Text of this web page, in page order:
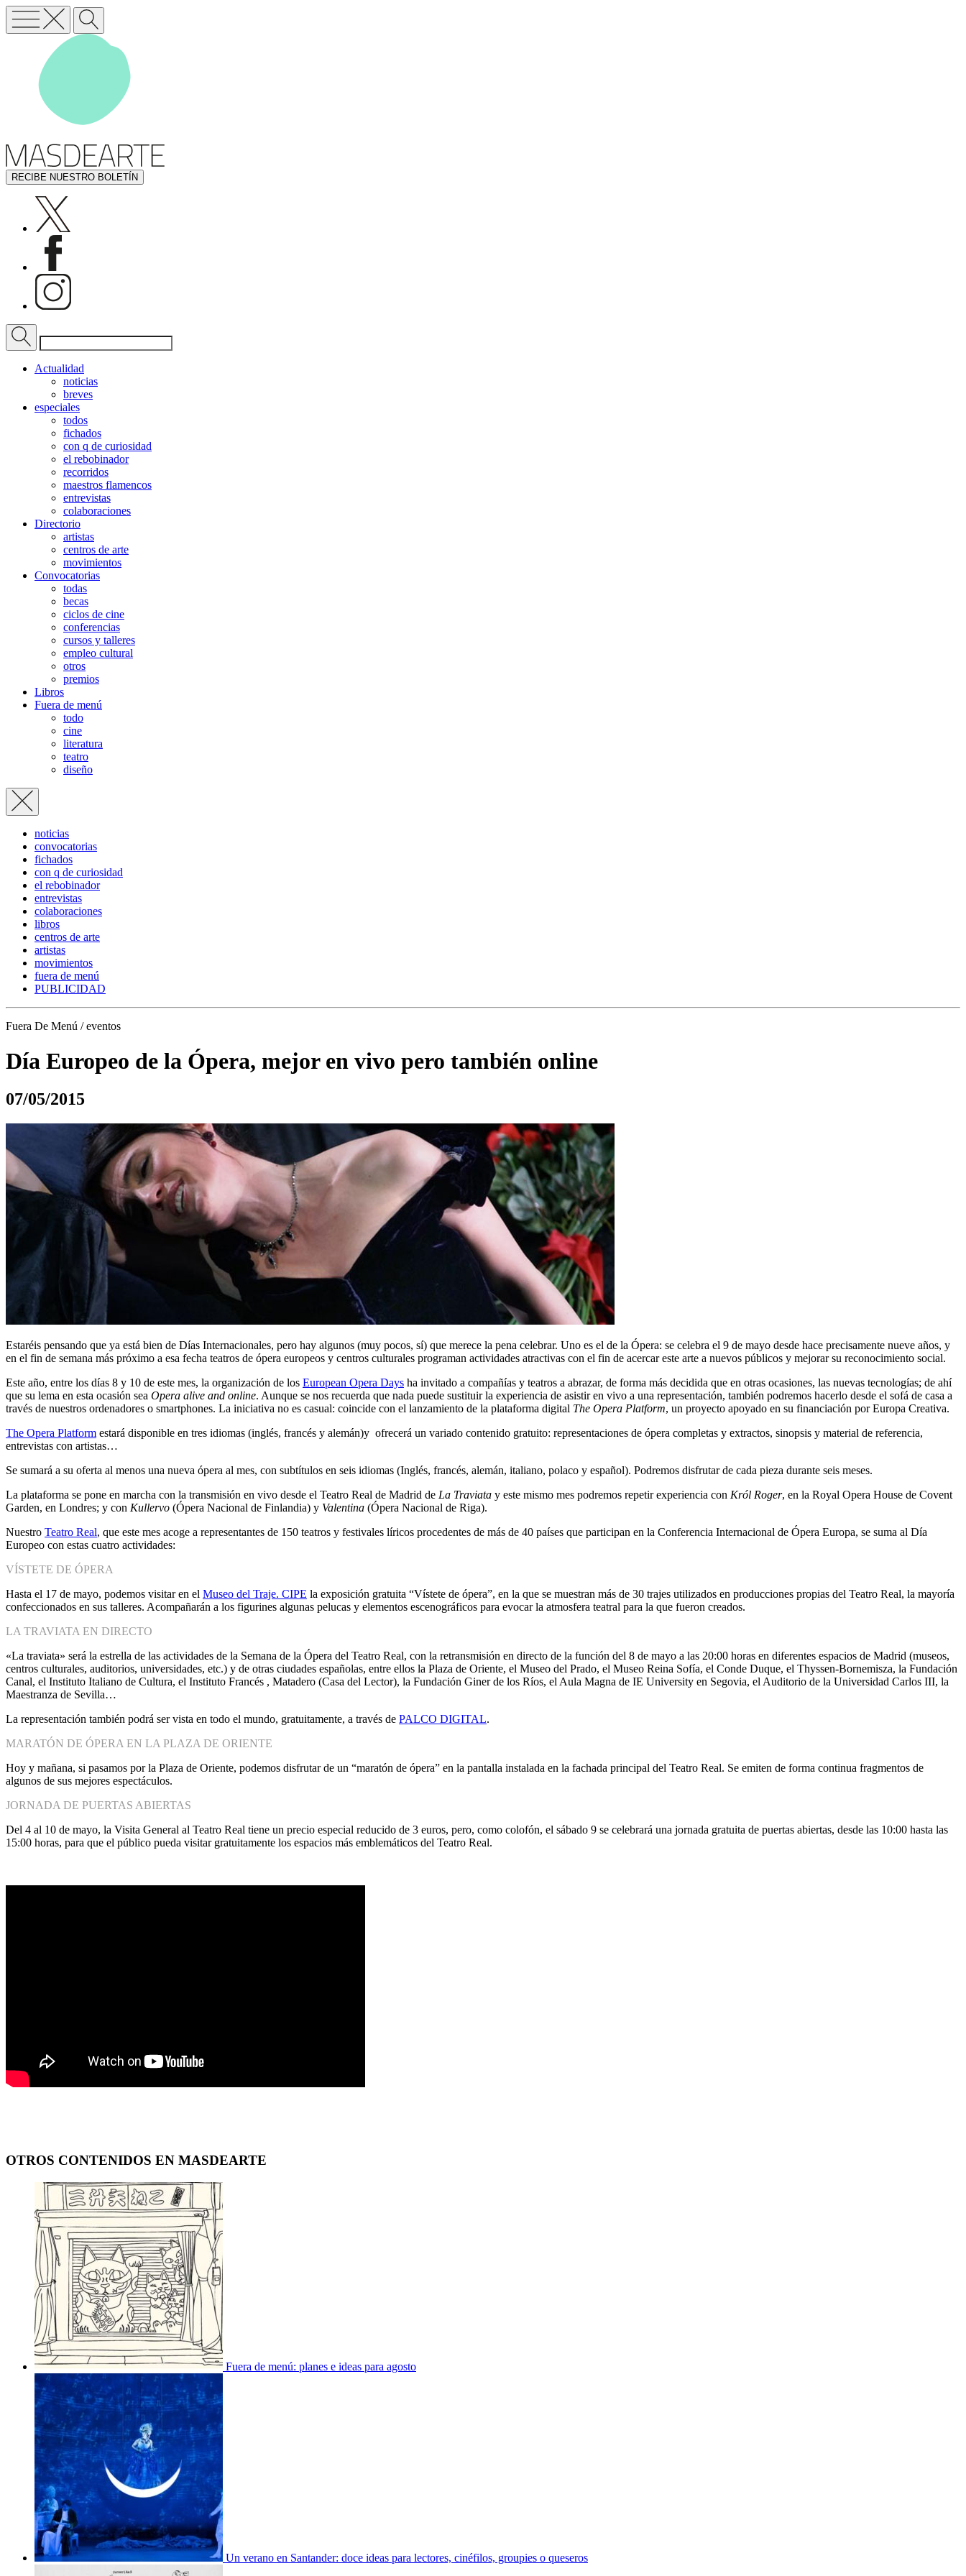
RECIBE NUESTRO BOLETÍN
Actualidad
noticias
breves
especiales
todos
fichados
con q de curiosidad
el rebobinador
recorridos
maestros flamencos
entrevistas
colaboraciones
Directorio
artistas
centros de arte
movimientos
Convocatorias
todas
becas
ciclos de cine
conferencias
cursos y talleres
empleo cultural
otros
premios
Libros
Fuera de menú
todo
cine
literatura
teatro
diseño
noticias
convocatorias
fichados
con q de curiosidad
el rebobinador
entrevistas
colaboraciones
libros
centros de arte
artistas
movimientos
fuera de menú
PUBLICIDAD
Fuera De Menú / eventos
Día Europeo de la Ópera, mejor en vivo pero también online
07/05/2015
Estaréis pensando que ya está bien de Días Internacionales, pero hay algunos (muy pocos, sí) que merece la pena celebrar. Uno es el de la Ópera: se celebra el 9 de mayo desde hace precisamente nueve años, y
en el fin de semana más próximo a esa fecha teatros de ópera europeos y centros culturales programan actividades atractivas con el fin de acercar este arte a nuevos públicos y mejorar su reconocimiento social.
Este año, entre los días 8 y 10 de este mes, la organización de los European Opera Days ha invitado a compañías y teatros a abrazar, de forma más decidida que en otras ocasiones, las nuevas tecnologías; de ahí
que su lema en esta ocasión sea Opera alive and online. Aunque se nos recuerda que nada puede sustituir la experiencia de asistir en vivo a una representación, también podremos hacerlo desde el sofá de casa a
través de nuestros ordenadores o smartphones. La iniciativa no es casual: coincide con el lanzamiento de la plataforma digital The Opera Platform, un proyecto apoyado en su financiación por Europa Creativa.
The Opera Platform estará disponible en tres idiomas (inglés, francés y alemán)y ofrecerá un variado contenido gratuito: representaciones de ópera completas y extractos, sinopsis y material de referencia,
entrevistas con artistas…
Se sumará a su oferta al menos una nueva ópera al mes, con subtítulos en seis idiomas (Inglés, francés, alemán, italiano, polaco y español). Podremos disfrutar de cada pieza durante seis meses.
La plataforma se pone en marcha con la transmisión en vivo desde el Teatro Real de Madrid de La Traviata y este mismo mes podremos repetir experiencia con Król Roger, en la Royal Opera House de Covent
Garden, en Londres; y con Kullervo (Ópera Nacional de Finlandia) y Valentina (Ópera Nacional de Riga).
Nuestro Teatro Real, que este mes acoge a representantes de 150 teatros y festivales líricos procedentes de más de 40 países que participan en la Conferencia Internacional de Ópera Europa, se suma al Día
Europeo con estas cuatro actividades:
VÍSTETE DE ÓPERA
Hasta el 17 de mayo, podemos visitar en el Museo del Traje. CIPE la exposición gratuita “Vístete de ópera”, en la que se muestran más de 30 trajes utilizados en producciones propias del Teatro Real, la mayoría
confeccionados en sus talleres. Acompañarán a los figurines algunas pelucas y elementos escenográficos para evocar la atmosfera teatral para la que fueron creados.
LA TRAVIATA EN DIRECTO
«La traviata» será la estrella de las actividades de la Semana de la Ópera del Teatro Real, con la retransmisión en directo de la función del 8 de mayo a las 20:00 horas en diferentes espacios de Madrid (museos,
centros culturales, auditorios, universidades, etc.) y de otras ciudades españolas, entre ellos la Plaza de Oriente, el Museo del Prado, el Museo Reina Sofía, el Conde Duque, el Thyssen-Bornemisza, la Fundación
Canal, el Instituto Italiano de Cultura, el Instituto Francés , Matadero (Casa del Lector), la Fundación Giner de los Ríos, el Aula Magna de IE University en Segovia, el Auditorio de la Universidad Carlos III, la
Maestranza de Sevilla…
La representación también podrá ser vista en todo el mundo, gratuitamente, a través de PALCO DIGITAL.
MARATÓN DE ÓPERA EN LA PLAZA DE ORIENTE
Hoy y mañana, si pasamos por la Plaza de Oriente, podemos disfrutar de un “maratón de ópera” en la pantalla instalada en la fachada principal del Teatro Real. Se emiten de forma continua fragmentos de
algunos de sus mejores espectáculos.
JORNADA DE PUERTAS ABIERTAS
Del 4 al 10 de mayo, la Visita General al Teatro Real tiene un precio especial reducido de 3 euros, pero, como colofón, el sábado 9 se celebrará una jornada gratuita de puertas abiertas, desde las 10:00 hasta las
15:00 horas, para que el público pueda visitar gratuitamente los espacios más emblemáticos del Teatro Real.
OTROS CONTENIDOS EN MASDEARTE
Fuera de menú: planes e ideas para agosto
Un verano en Santander: doce ideas para lectores, cinéfilos, groupies o queseros